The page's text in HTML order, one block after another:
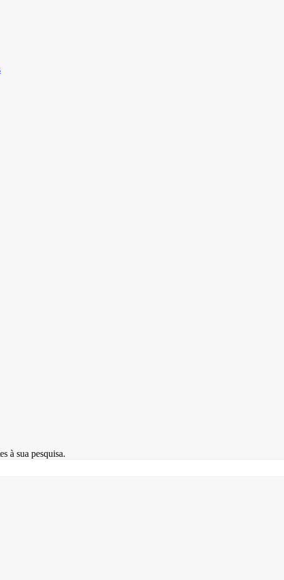
à sua pesquisa.